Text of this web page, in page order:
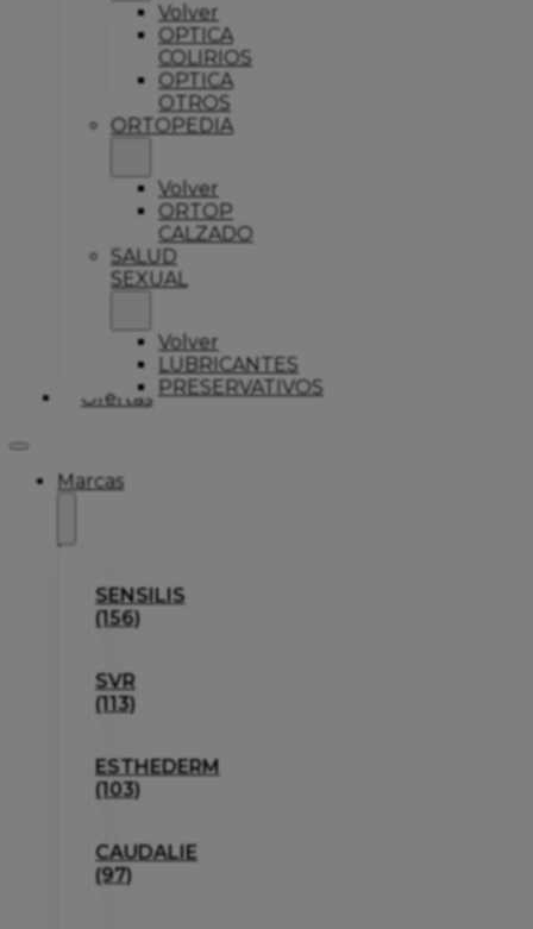
Volver
OPTICA
COLIRIOS
OPTICA
OTROS
ORTOPEDIA
Volver
ORTOP
CALZADO
SALUD
SEXUAL
Volver
LUBRICANTES
PRESERVATIVOS
Ofertas
Marcas
SENSILIS
(156)
SVR
(113)
ESTHEDERM
(103)
CAUDALIE
(97)